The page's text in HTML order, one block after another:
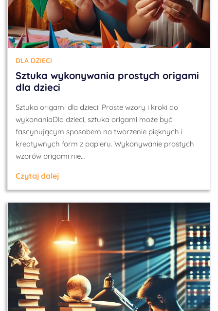
DLA DZIECI
Sztuka wykonywania prostych origami
dla dzieci
Sztuka origami dla dzieci: Proste wzory i kroki do
wykonaniaDla dzieci, sztuka origami może być
fascynującym sposobem na tworzenie pięknych i
kreatywnych form z papieru. Wykonywanie prostych
wzorów origami nie…
Czytaj dalej